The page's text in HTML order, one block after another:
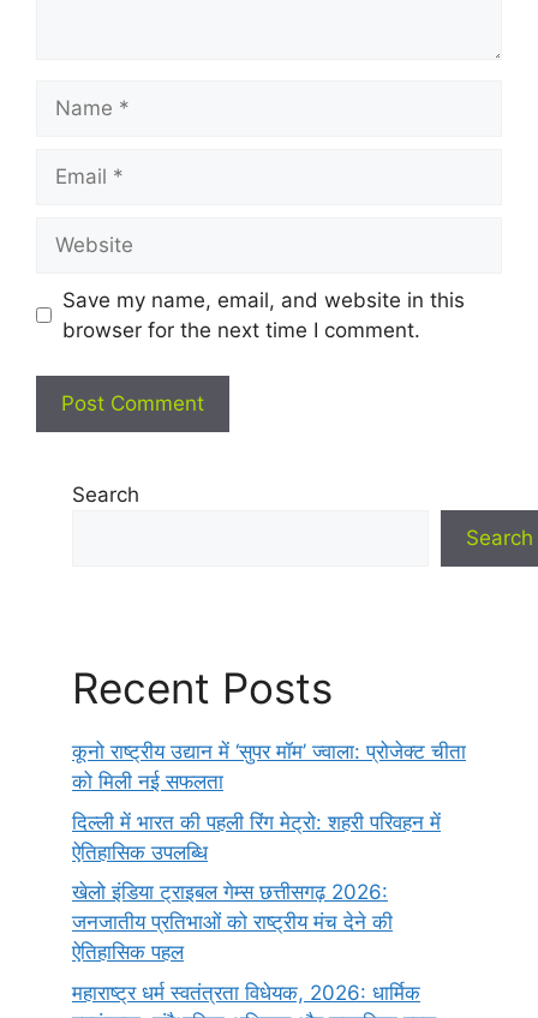
Save my name, email, and website in this
browser for the next time I comment.
Search
Search
Recent Posts
कूनो राष्ट्रीय उद्यान में ‘सुपर मॉम’ ज्वाला: प्रोजेक्ट चीता
को मिली नई सफलता
दिल्ली में भारत की पहली रिंग मेट्रो: शहरी परिवहन में
ऐतिहासिक उपलब्धि
खेलो इंडिया ट्राइबल गेम्स छत्तीसगढ़ 2026:
जनजातीय प्रतिभाओं को राष्ट्रीय मंच देने की
ऐतिहासिक पहल
महाराष्ट्र धर्म स्वतंत्रता विधेयक, 2026: धार्मिक